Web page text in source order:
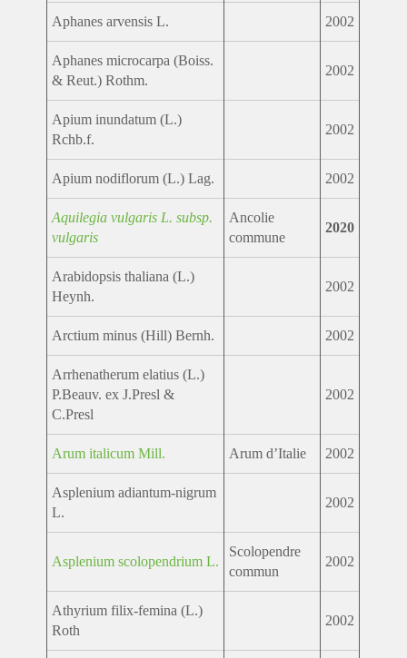
Aphanes arvensis L. 2002
Aphanes microcarpa (Boiss.
& Reut.) Rothm.
2002
Apium inundatum (L.)
Rchb.f.
2002
Apium nodiflorum (L.) Lag. 2002
Aquilegia vulgaris L. subsp.
vulgaris
Ancolie
commune
2020
Arabidopsis thaliana (L.)
Heynh.
2002
Arctium minus (Hill) Bernh. 2002
Arrhenatherum elatius (L.)
P.Beauv. ex J.Presl &
C.Presl
2002
Arum italicum Mill. Arum d’Italie 2002
Asplenium adiantum-nigrum
L.
2002
Asplenium scolopendrium L.
Scolopendre
commun
2002
Athyrium filix-femina (L.)
Roth
2002